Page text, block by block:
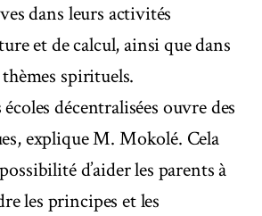
dans leurs activités
et de calcul, ainsi que dans
spirituels.
écoles décentralisées ouvre des
explique M. Mokolé. Cela
d’aider les parents à
les principes et les